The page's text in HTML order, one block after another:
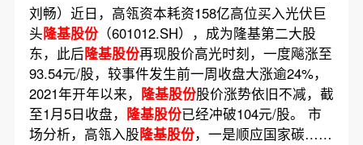
刘畅）近日，高瓴资本耗资158亿高位买入光伏巨
头隆基股份（601012.SH），成为隆基第二大股
东，此后隆基股份再现股价高光时刻，一度飚涨至
93.54元/股，较事件发生前一周收盘大涨逾24%，
2021年开年以来， 隆基股份股价涨势依旧不减，截
至1月5日收盘， 隆基股份已经冲破104元/股。 市
场分析，高瓴入股隆基股份，一是顺应国家碳……